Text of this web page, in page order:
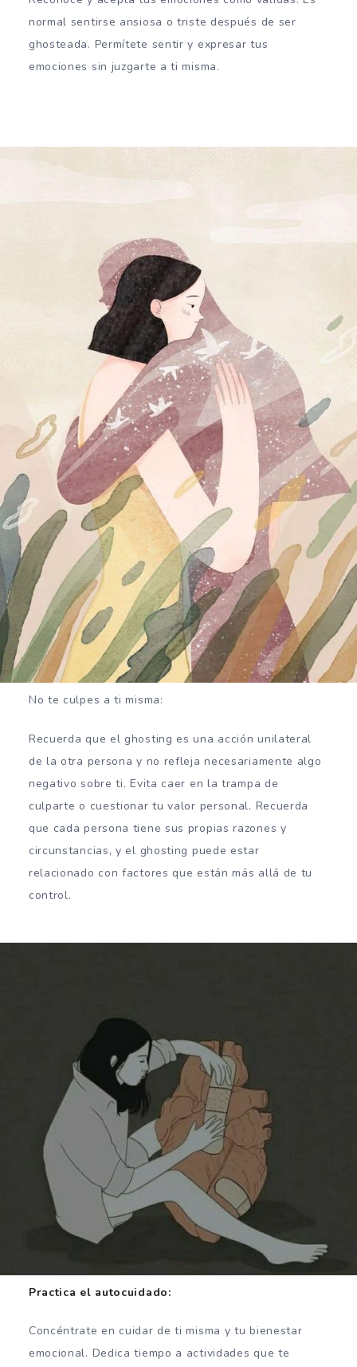
normal sentirse ansiosa o triste después de ser
ghosteada. Permítete sentir y expresar tus
emociones sin juzgarte a ti misma.
No te culpes a ti misma:
Recuerda que el ghosting es una acción unilateral
de la otra persona y no refleja necesariamente algo
negativo sobre ti. Evita caer en la trampa de
culparte o cuestionar tu valor personal. Recuerda
que cada persona tiene sus propias razones y
circunstancias, y el ghosting puede estar
relacionado con factores que están más allá de tu
control.
Practica el autocuidado:
Concéntrate en cuidar de ti misma y tu bienestar
emocional. Dedica tiempo a actividades que te